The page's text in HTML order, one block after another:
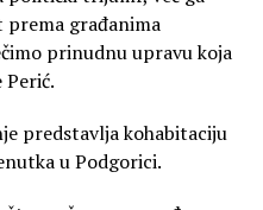
prema građanima
prinudnu upravu koja
Perić.
predstavlja kohabitaciju
u Podgorici.